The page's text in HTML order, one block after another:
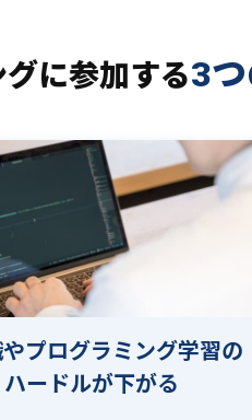
に参加する3
プログラミング学習の
ハードルが下がる